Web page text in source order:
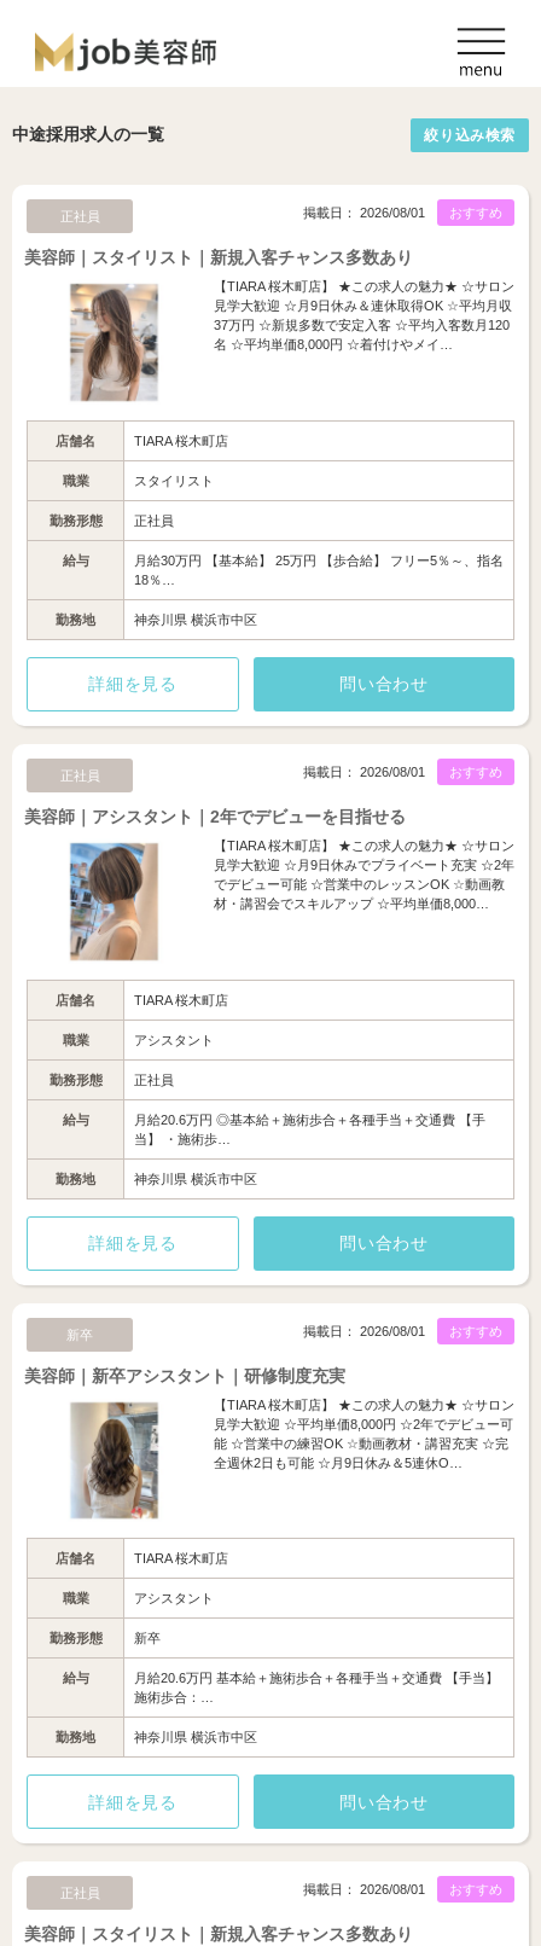
中途採用求人の一覧 絞り込み検索
正社員 おすすめ
掲載日： 2026/08/01
美容師｜スタイリスト｜新規入客チャンス多数あり
【TIARA 桜木町店】 ★この求人の魅力★ ☆サロン
見学大歓迎 ☆月9日休み＆連休取得OK ☆平均月収
37万円 ☆新規多数で安定入客 ☆平均入客数月120
名 ☆平均単価8,000円 ☆着付けやメイ…
店舗名 TIARA 桜木町店
職業 スタイリスト
勤務形態 正社員
給与
月給30万円 【基本給】 25万円 【歩合給】 フリー5％～、指名
18％…
勤務地 神奈川県 横浜市中区
詳細を見る 問い合わせ
正社員 おすすめ
掲載日： 2026/08/01
美容師｜アシスタント｜2年でデビューを目指せる
【TIARA 桜木町店】 ★この求人の魅力★ ☆サロン
見学大歓迎 ☆月9日休みでプライベート充実 ☆2年
でデビュー可能 ☆営業中のレッスンOK ☆動画教
材・講習会でスキルアップ ☆平均単価8,000…
店舗名 TIARA 桜木町店
職業 アシスタント
勤務形態 正社員
給与
月給20.6万円 ◎基本給＋施術歩合＋各種手当＋交通費 【手
当】 ・施術歩…
勤務地 神奈川県 横浜市中区
詳細を見る 問い合わせ
新卒 おすすめ
掲載日： 2026/08/01
美容師｜新卒アシスタント｜研修制度充実
【TIARA 桜木町店】 ★この求人の魅力★ ☆サロン
見学大歓迎 ☆平均単価8,000円 ☆2年でデビュー可
能 ☆営業中の練習OK ☆動画教材・講習充実 ☆完
全週休2日も可能 ☆月9日休み＆5連休O…
店舗名 TIARA 桜木町店
職業 アシスタント
勤務形態 新卒
給与
月給20.6万円 基本給＋施術歩合＋各種手当＋交通費 【手当】
施術歩合：…
勤務地 神奈川県 横浜市中区
詳細を見る 問い合わせ
正社員 おすすめ
掲載日： 2026/08/01
美容師｜スタイリスト｜新規入客チャンス多数あり